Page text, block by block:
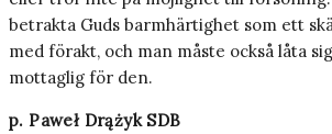
betrakta Guds barmhärtighet som ett
med förakt, och man måste också låta
mottaglig för den.
p. Paweł Drążyk SDB